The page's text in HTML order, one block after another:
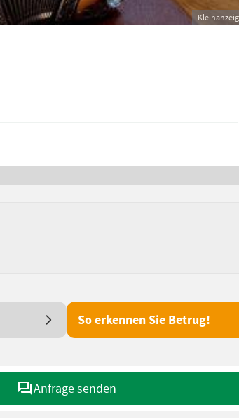
So erkennen Sie Betrug!
Anfrage senden